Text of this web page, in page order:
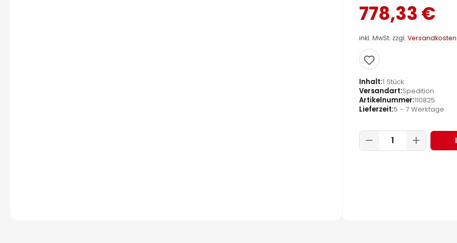
778,33 €
inkl. MwSt. zzgl. Versandkosten
Inhalt 1 Stück
Versandart Spedition
Artikelnummer 110825
Lieferzeit 5 - 7 Werktage
Produkt